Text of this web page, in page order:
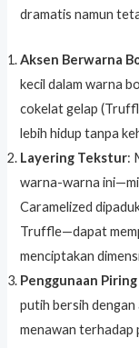
dramatis namun
Aksen Berwarna
kecil dalam warna
cokelat gelap
lebih hidup tanpa
Layering Tekstur:
warna-warna
Caramelized
Truffle—dapat
menciptakan
Penggunaan
putih bersih
menawan terhadap